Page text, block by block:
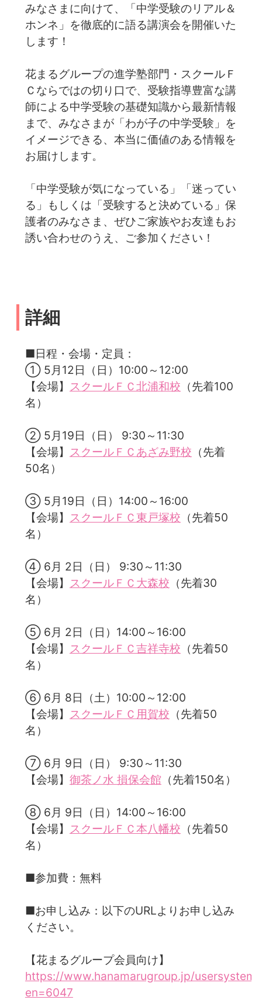
みなさまに向けて、「中学受験のリアル＆
ホンネ」を徹底的に語る講演会を開催いた
します！
花まるグループの進学塾部門・スクールＦ
Ｃならではの切り口で、受験指導豊富な講
師による中学受験の基礎知識から最新情報
まで、みなさまが「わが子の中学受験」を
イメージできる、本当に価値のある情報を
お届けします。
「中学受験が気になっている」「迷ってい
る」もしくは「受験すると決めている」保
護者のみなさま、ぜひご家族やお友達もお
誘い合わせのうえ、ご参加ください！
詳細
■日程・会場・定員：
① 5月12日（日）10:00～12:00
【会場】 スクールＦＣ北浦和校 （先着100
名）
② 5月19日（日） 9:30～11:30
【会場】 スクールＦＣあざみ野校 （先着
50名）
③ 5月19日（日）14:00～16:00
【会場】 スクールＦＣ東戸塚校 （先着50
名）
④ 6月 2日（日） 9:30～11:30
【会場】 スクールＦＣ大森校 （先着30
名）
⑤ 6月 2日（日）14:00～16:00
【会場】 スクールＦＣ吉祥寺校 （先着50
名）
⑥ 6月 8日（土）10:00～12:00
【会場】 スクールＦＣ用賀校 （先着50
名）
⑦ 6月 9日（日） 9:30～11:30
【会場】 御茶ノ水 損保会館 （先着150名）
⑧ 6月 9日（日）14:00～16:00
【会場】 スクールＦＣ本八幡校 （先着50
名）
■参加費：無料
■お申し込み：以下のURLよりお申し込み
ください。
【花まるグループ会員向け】
https://www.hanamarugroup.jp/
en=6047